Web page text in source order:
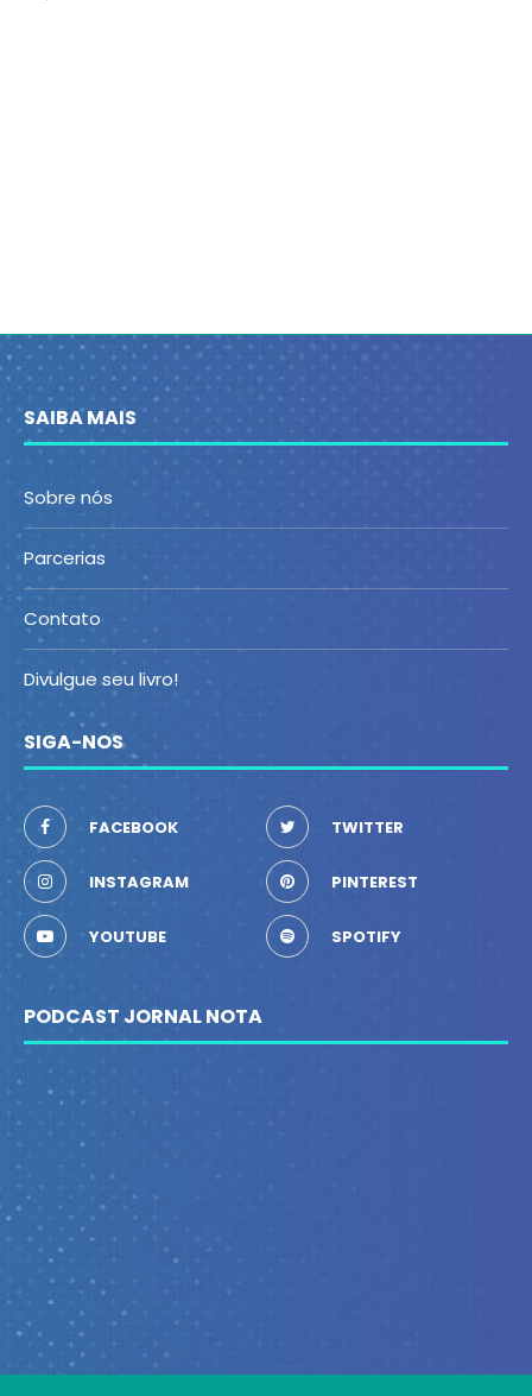
SAIBA MAIS
Sobre nós
Parcerias
Contato
Divulgue seu livro!
SIGA-NOS
FACEBOOK TWITTER
INSTAGRAM PINTEREST
YOUTUBE SPOTIFY
PODCAST JORNAL NOTA